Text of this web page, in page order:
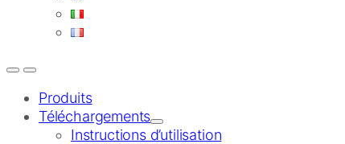
Produits
Téléchargements
Instructions d’utilisation